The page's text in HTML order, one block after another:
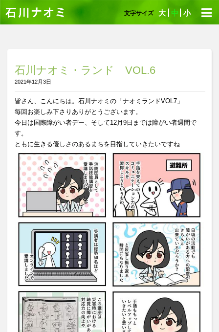
文字サイズ 大 中 小
石川ナオミ・ランド VOL.6
2021年12月3日
皆さん、こんにちは。石川ナオミの「ナオミランドVOL7」
毎回お楽しみ下さりありがとうございます。
今日は国際障がい者デー、そして12月9日までは障がい者週間で
す。
ともに生きる優しさのあるまちを目指していきたいですね